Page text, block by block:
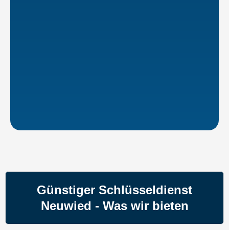
Günstiger Schlüsseldienst
Neuwied - Was wir bieten